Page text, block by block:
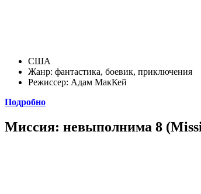
США
Жанр: фантастика, боевик, приключения
Режиссер: Адам МакКей
Подробно
Миссия: невыполнима 8